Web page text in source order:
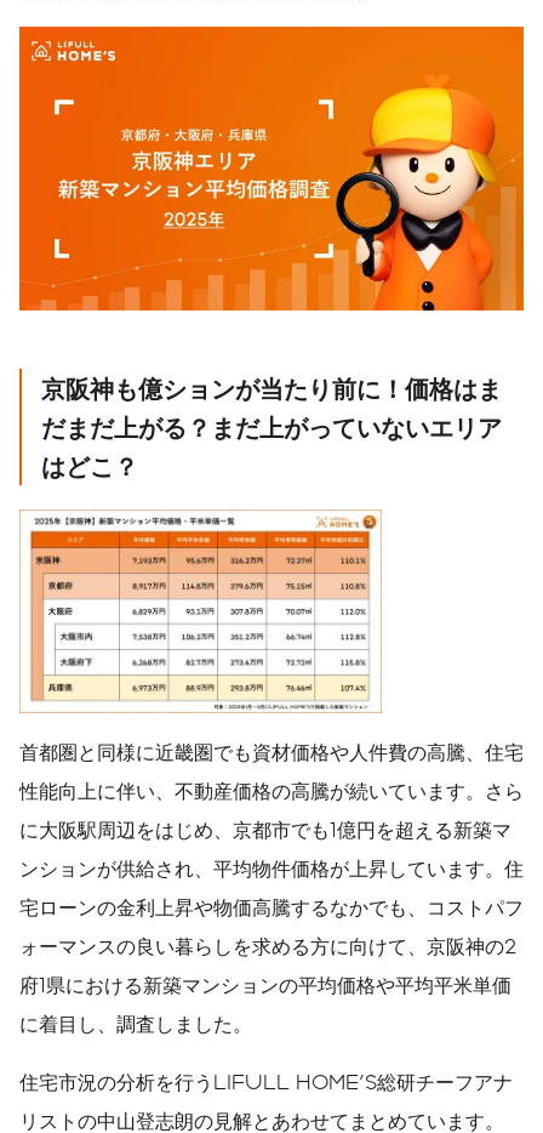
京阪神も億ションが当たり前に！価格はま
だまだ上がる？まだ上がっていないエリア
はどこ？
首都圏と同様に近畿圏でも資材価格や人件費の高騰、住宅
性能向上に伴い、不動産価格の高騰が続いています。さら
に大阪駅周辺をはじめ、京都市でも1億円を超える新築マ
ンションが供給され、平均物件価格が上昇しています。住
宅ローンの金利上昇や物価高騰するなかでも、コストパフ
ォーマンスの良い暮らしを求める方に向けて、京阪神の2
府1県における新築マンションの平均価格や平均平米単価
に着目し、調査しました。
住宅市況の分析を行うLIFULL HOME'S総研チーフアナ
リストの中山登志朗の見解とあわせてまとめています。